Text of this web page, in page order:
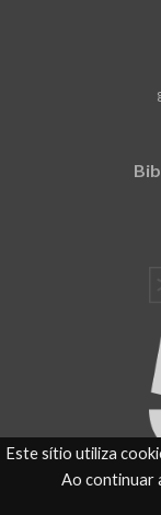
Este sítio utiliza
Ao continuar